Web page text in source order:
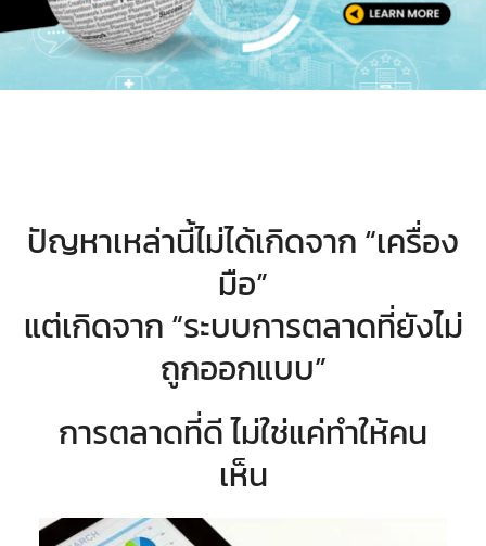
ปัญหาเหล่านี้ไม่ได้เกิดจาก “เครื่อง
มือ”
แต่เกิดจาก “ระบบการตลาดที่ยังไม่
ถูกออกแบบ”
การตลาดที่ดี ไม่ใช่แค่ทำให้คน
เห็น